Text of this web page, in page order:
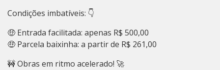
Condições imbatíveis: 👇
🤑 Entrada facilitada: apenas R$ 500,00
🤑 Parcela baixinha: a partir de R$ 261,00
🚧 Obras em ritmo acelerado! 🚀